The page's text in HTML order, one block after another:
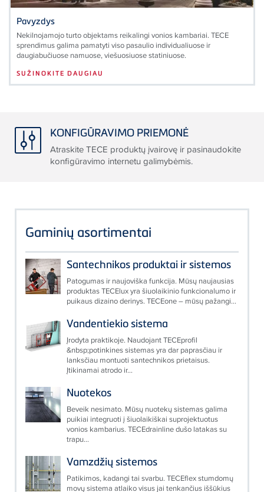
Pavyzdys
Nekilnojamojo turto objektams reikalingi vonios kambariai. TECE
sprendimus galima pamatyti viso pasaulio individualiuose ir
daugiabučiuose namuose, viešuosiuose statiniuose.
SUŽINOKITE DAUGIAU
KONFIGŪRAVIMO PRIEMONĖ
Atraskite TECE produktų įvairovę ir pasinaudokite
konfigūravimo internetu galimybėmis.
Gaminių asortimentai
Santechnikos produktai ir sistemos
Patogumas ir naujoviška funkcija. Mūsų naujausias
produktas TECElux yra šiuolaikinio funkcionalumo ir
puikaus dizaino derinys. TECEone – mūsų pažangi...
Vandentiekio sistema
Įrodyta praktikoje. Naudojant TECEprofil
&nbsp;potinkines sistemas yra dar paprasčiau ir
lanksčiau montuoti santechnikos prietaisus.
Įtikinamai atrodo ir...
Nuotekos
Beveik nesimato. Mūsų nuotekų sistemas galima
puikiai integruoti į šiuolaikiškai suprojektuotus
vonios kambarius. TECEdrainline dušo latakas su
trapu...
Vamzdžių sistemos
Patikimos, kadangi tai svarbu. TECEflex stumdomų
movų sistema atlaiko visus jai tenkančius iššūkius